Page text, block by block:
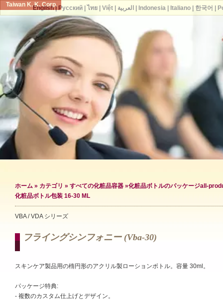
Taiwan K. K. Corp.
ホーム » カテゴリ » すべての化粧品容器 »化粧品ボトルのパッケージall-
化粧品ボトル包装 16-30 ML
VBA / VDA シリーズ
フライングシンフォニー (vba-30)
スキンケア製品用の楕円形のアクリル製ローションボトル。容量 30ml。
パッケージ特典:
- 複数のカスタム仕上げとデザイン。
English| Русский| ไทย| Việt| العربية Indonesia| Italiano| 한국어